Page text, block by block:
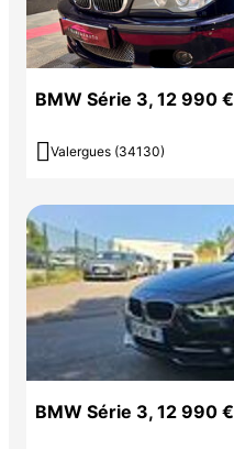
BMW Série 3, 12 990 €
 Valergues (34130)
BMW Série 3, 12 990 €